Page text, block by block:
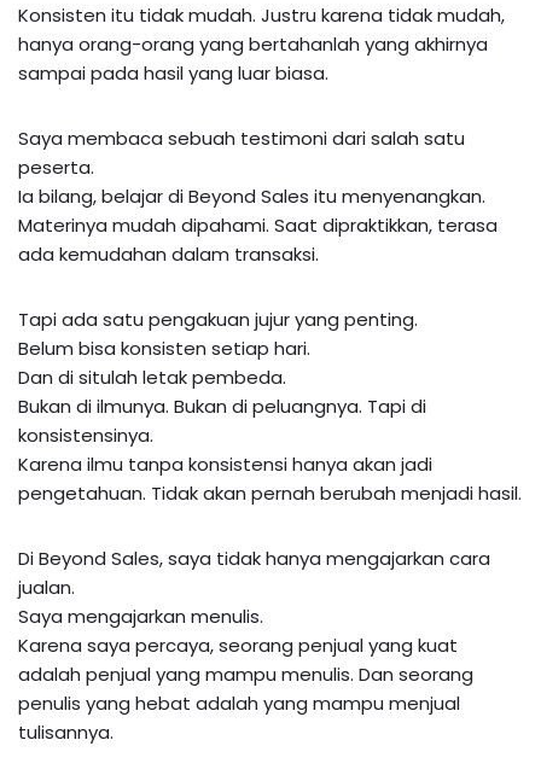
Konsisten itu tidak mudah. Justru karena tidak mudah,
hanya orang-orang yang bertahanlah yang akhirnya
sampai pada hasil yang luar biasa.
Saya membaca sebuah testimoni dari salah satu
peserta.
Ia bilang, belajar di Beyond Sales itu menyenangkan.
Materinya mudah dipahami. Saat dipraktikkan, terasa
ada kemudahan dalam transaksi.
Tapi ada satu pengakuan jujur yang penting.
Belum bisa konsisten setiap hari.
Dan di situlah letak pembeda.
Bukan di ilmunya. Bukan di peluangnya. Tapi di
konsistensinya.
Karena ilmu tanpa konsistensi hanya akan jadi
pengetahuan. Tidak akan pernah berubah menjadi hasil.
Di Beyond Sales, saya tidak hanya mengajarkan cara
jualan.
Saya mengajarkan menulis.
Karena saya percaya, seorang penjual yang kuat
adalah penjual yang mampu menulis. Dan seorang
penulis yang hebat adalah yang mampu menjual
tulisannya.